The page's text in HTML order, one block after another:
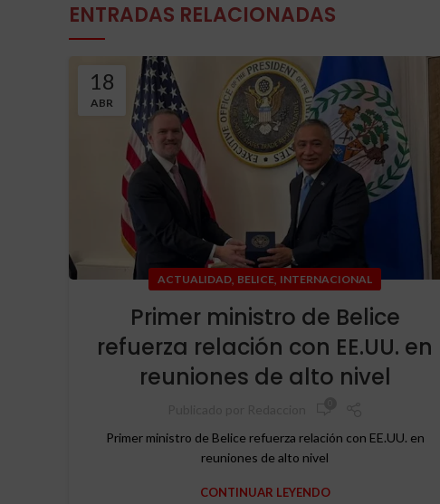
ENTRADAS RELACIONADAS
18
ABR
ACTUALIDAD, BELICE, INTERNACIONAL
Primer ministro de Belice
refuerza relación con EE.UU. en
reuniones de alto nivel
Primer ministro de Belice refuerza relación con EE.UU. en
reuniones de alto nivel
CONTINUAR LEYENDO